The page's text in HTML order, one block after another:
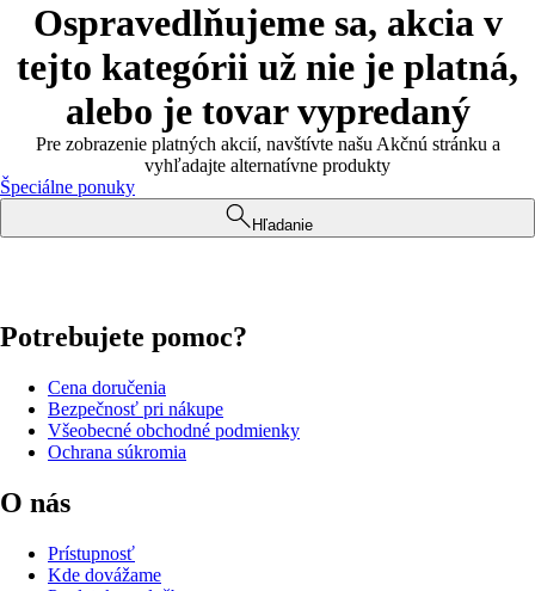
Ospravedlňujeme sa, akcia v
tejto kategórii už nie je platná,
alebo je tovar vypredaný
Pre zobrazenie platných akcií, navštívte našu Akčnú stránku a
vyhľadajte alternatívne produkty
Špeciálne ponuky
Hľadanie
Potrebujete pomoc?
Cena doručenia
Bezpečnosť pri nákupe
Všeobecné obchodné podmienky
Ochrana súkromia
O nás
Prístupnosť
Kde dovážame